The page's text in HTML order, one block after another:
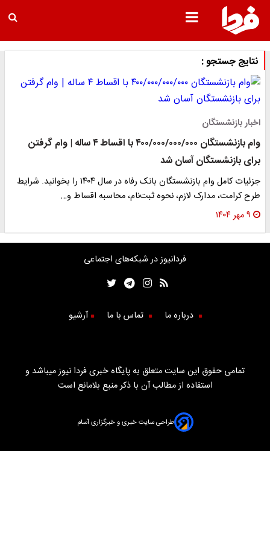
نتایج جستجو :
اخبار بازنشستگان
وام بازنشستگان ۴۰۰/۰۰۰/۰۰۰/۰۰۰ با اقساط ۴ ساله | وام گرفتن
برای بازنشستگان آسان شد
جزئیات کامل وام بازنشستگان بانک رفاه در سال ۱۴۰۴ را بخوانید. شرایط
طرح کرامت، مدارک لازم، نحوه ثبت‌نام، محاسبه اقساط و…
۹ مهر ۱۴۰۴
فردانیوز در شبکه‌های اجتماعی
درباره ما تماس با ما آرشیو
تمامی حقوق این سایت متعلق به پایگاه خبری فردا نیوز میباشد و
استفاده از مطالب آن با ذکر منبع بلامانع است
طراحی سایت خبری و خبرگزاری آسام